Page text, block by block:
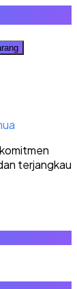
terjangkau